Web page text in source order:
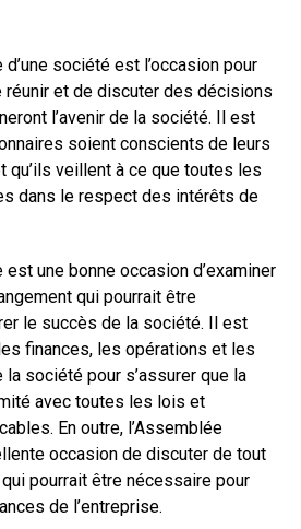
d’une société est l’occasion pour
réunir et de discuter des décisions
l’avenir de la société. Il est
soient conscients de leurs
veillent à ce que toutes les
dans le respect des intérêts de
est une bonne occasion d’examiner
qui pourrait être
le succès de la société. Il est
finances, les opérations et les
société pour s’assurer que la
avec toutes les lois et
En outre, l’Assemblée
occasion de discuter de tout
pourrait être nécessaire pour
de l’entreprise.